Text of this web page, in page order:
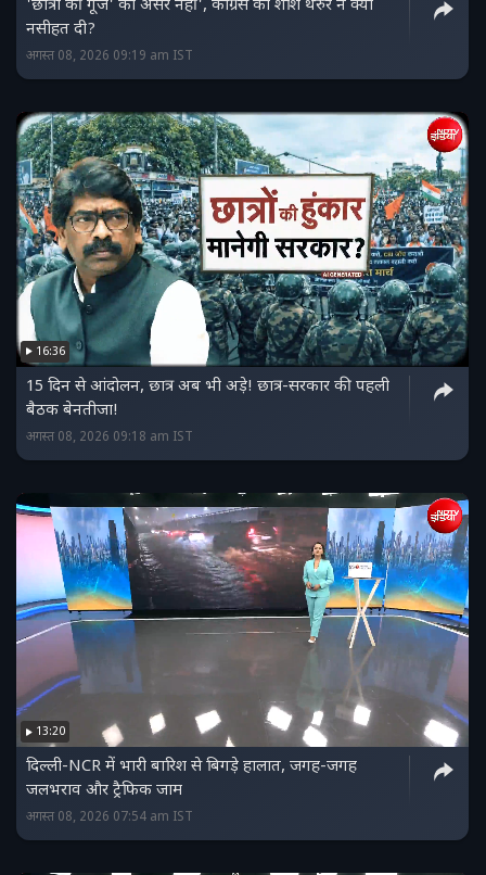
'छात्रों की गूंज' का असर नहीं', कांग्रेस को शशि थरुर ने क्या
नसीहत दी?
अगस्त 08, 2026 09:19 am IST
16:36
15 दिन से आंदोलन, छात्र अब भी अड़े! छात्र-सरकार की पहली
बैठक बेनतीजा!
अगस्त 08, 2026 09:18 am IST
13:20
दिल्ली-NCR में भारी बारिश से बिगड़े हालात, जगह-जगह
जलभराव और ट्रैफिक जाम
अगस्त 08, 2026 07:54 am IST